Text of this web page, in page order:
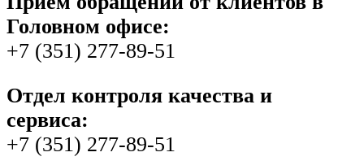
Головном офисе:
+7 (351) 277-89-51
Отдел контроля качества и
сервиса:
+7 (351) 277-89-51